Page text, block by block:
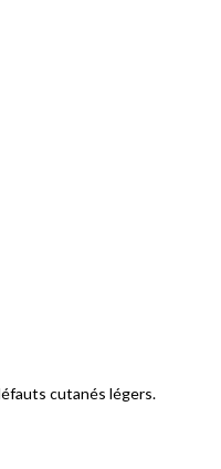
cutanés légers.